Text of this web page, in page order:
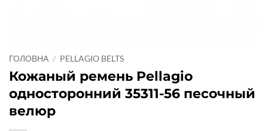
ГОЛОВНА / PELLAGIO BELTS
Кожаный ремень Pellagio
односторонний 35311-56 песочный
велюр